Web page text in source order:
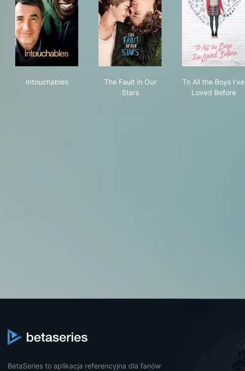
Intouchables
The Fault in Our
Stars
To All the Boys I've
Loved Before
BetaSeries to aplikacja referencyjna dla fanów